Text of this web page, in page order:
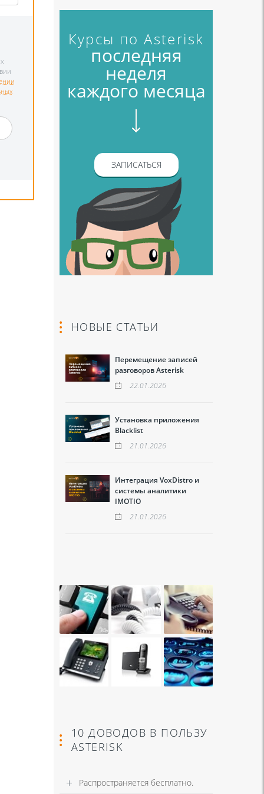
Курсы по Asterisk
последняя
неделя
каждого месяца
ЗАПИСАТЬСЯ
НОВЫЕ СТАТЬИ
Перемещение записей
разговоров Asterisk
22.01.2026
Установка приложения
Blacklist
21.01.2026
Интеграция VoxDistro и
системы аналитики
IMOTIO
21.01.2026
10 ДОВОДОВ В ПОЛЬЗУ
ASTERISK
Распространяется бесплатно.